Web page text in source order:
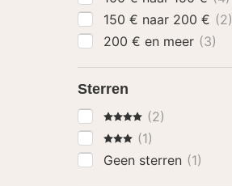
150 € naar 200 € (2)
200 € en meer (3)
Sterren
4 Sterren
(2)
3 Sterren
(1)
Geen sterren (1)